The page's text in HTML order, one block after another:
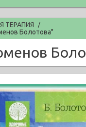
ТЕРАПИЯ /
Болотова"